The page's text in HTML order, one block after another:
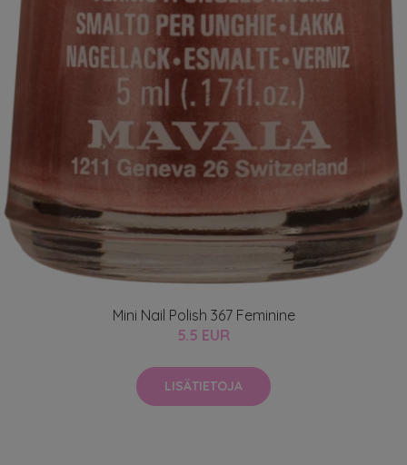
Mini Nail Polish 367 Feminine
5.5 EUR
LISÄTIETOJA